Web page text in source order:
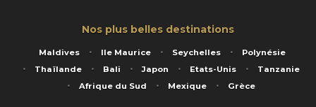
Nos plus belles destinations
Maldives Ile Maurice Seychelles
Polynésie
Thaïlande
Bali Japon Etats-Unis
Tanzanie
Afrique du Sud
Mexique Grèce